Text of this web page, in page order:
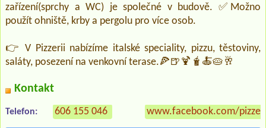
zařízení(sprchy a WC) je společné v budově. ✅Možno
použít ohniště, krby a pergolu pro více osob.
👉 V Pizzerii nabízíme italské speciality, pizzu, těstoviny,
saláty, posezení na venkovní terase.🍕🍺🍹🧋🍝🥧🥂
Kontakt
Telefon: 606 155 046 www.facebook.com/